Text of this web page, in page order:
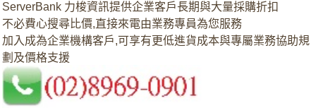
ServerBank 力梭資訊提供企業客戶長期與大量採購折扣
不必費心搜尋比價,直接來電由業務專員為您服務
加入成為企業機構客戶,可享有更低進貨成本與專屬業務協助規
劃及價格支援